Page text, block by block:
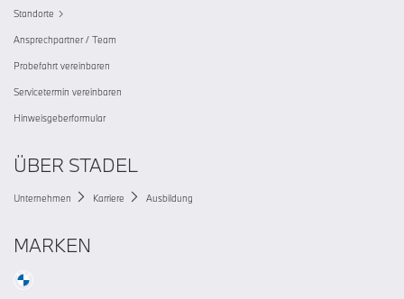
Standorte
Ansprechpartner / Team
Probefahrt vereinbaren
Servicetermin vereinbaren
Hinweisgeberformular
ÜBER STADEL
Unternehmen Karriere Ausbildung
MARKEN